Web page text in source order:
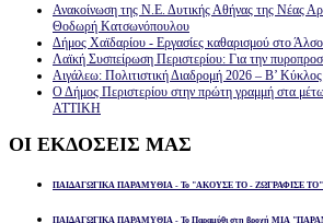
Ανακοίνωση της Ν.Ε. Δυτικής Αθήνας της Νέας
Θοδωρή Κατσωνόπουλου
Δήμος Χαϊδαρίου - Εργασίες καθαρισμού στο
Λαϊκή Συσπείρωση Περιστερίου: Για την
Αιγάλεω: Πολιτιστική Διαδρομή 2026 – Β’
Ο Δήμος Περιστερίου στην πρώτη γραμμή στα
ΑΤΤΙΚΗ
ΟΙ ΕΚΔΟΣΕΙΣ ΜΑΣ
ΠΑΙΔΑΓΩΓΙΚΑ ΠΑΡΑΜΥΘΙΑ - Το "ΑΚΟΥΣΕ ΤΟ - ΖΩΓΡΑΦΙΣΕ
ΠΑΙΔΑΓΩΓΙΚΑ ΠΑΡΑΜΥΘΙΑ - Το Παραμύθι στη βροχή ΜΙΑ